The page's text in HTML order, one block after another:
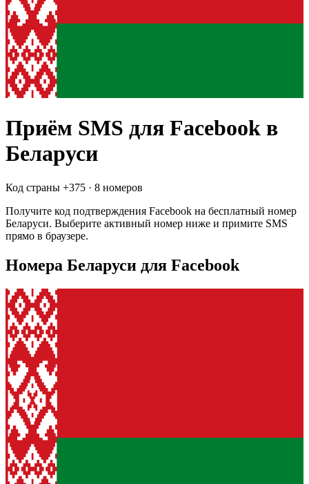
Приём SMS для Facebook в
Беларуси
Код страны +375 · 8 номеров
Получите код подтверждения Facebook на бесплатный номер
Беларуси. Выберите активный номер ниже и примите SMS
прямо в браузере.
Номера Беларуси для Facebook